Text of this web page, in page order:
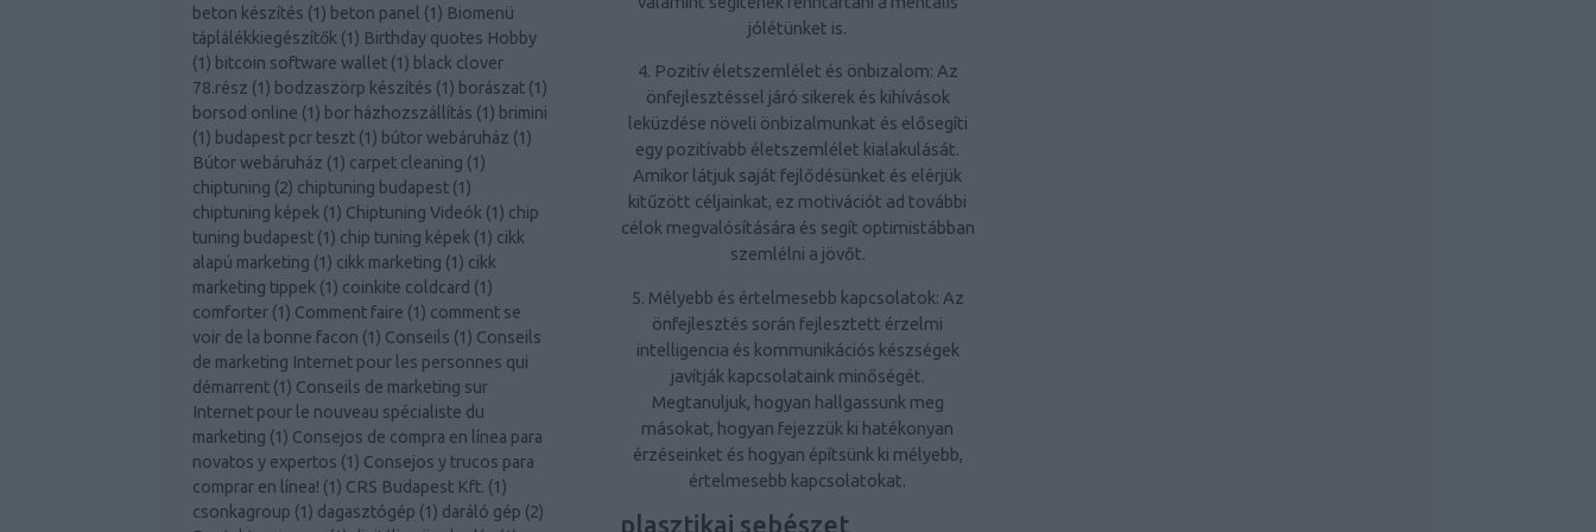
beton készítés (1) beton panel (1) Biomenü
táplálékkiegészítők (1) Birthday quotes Hobby
(1) bitcoin software wallet (1) black clover
78.rész (1) bodzaszörp készítés (1) borászat (1)
borsod online (1) bor házhozszállítás (1) brimini
(1) budapest pcr teszt (1) bútor webáruház (1)
Bútor webáruház (1) carpet cleaning (1)
chiptuning (2) chiptuning budapest (1)
chiptuning képek (1) Chiptuning Videók (1) chip
tuning budapest (1) chip tuning képek (1) cikk
alapú marketing (1) cikk marketing (1) cikk
marketing tippek (1) coinkite coldcard (1)
comforter (1) Comment faire (1) comment se
voir de la bonne facon (1) Conseils (1) Conseils
de marketing Internet pour les personnes qui
démarrent (1) Conseils de marketing sur
Internet pour le nouveau spécialiste du
marketing (1) Consejos de compra en línea para
novatos y expertos (1) Consejos y trucos para
comprar en línea! (1) CRS Budapest Kft. (1)
csonkagroup (1) dagasztógép (1) daráló gép (2)
jólétünket is.
4. Pozitív életszemlélet és önbizalom: Az
önfejlesztéssel járó sikerek és kihívások
leküzdése növeli önbizalmunkat és elősegíti
egy pozitívabb életszemlélet kialakulását.
Amikor látjuk saját fejlődésünket és elérjük
kitűzött céljainkat, ez motivációt ad további
célok megvalósítására és segít optimistábban
szemlélni a jövőt.
5. Mélyebb és értelmesebb kapcsolatok: Az
önfejlesztés során fejlesztett érzelmi
intelligencia és kommunikációs készségek
javítják kapcsolataink minőségét.
Megtanuljuk, hogyan hallgassunk meg
másokat, hogyan fejezzük ki hatékonyan
érzéseinket és hogyan építsünk ki mélyebb,
értelmesebb kapcsolatokat.
plasztikai sebészet